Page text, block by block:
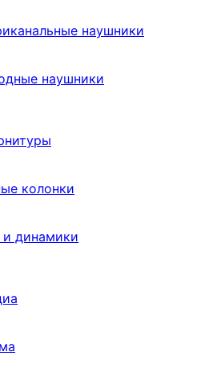
наушники
наушники
колонки
и динамики